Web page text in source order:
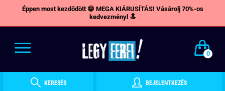
Éppen most kezdődött 😁 MEGA KIÁRUSÍTÁS! Vásárolj 70%-os
kedvezményl 🔝
0
KERESÉS BEJELENTKEZÉS